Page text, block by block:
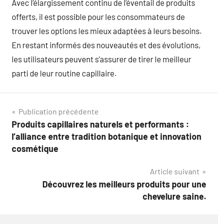
Avec l’élargissement continu de l’éventail de produits
offerts, il est possible pour les consommateurs de
trouver les options les mieux adaptées à leurs besoins.
En restant informés des nouveautés et des évolutions,
les utilisateurs peuvent s’assurer de tirer le meilleur
parti de leur routine capillaire.
Navigation
de
l’article
Publication précédente
Produits capillaires naturels et performants :
l’alliance entre tradition botanique et innovation
cosmétique
Article suivant
Découvrez les meilleurs produits pour une
chevelure saine.